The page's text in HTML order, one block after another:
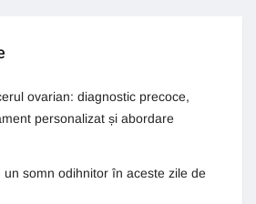
ovarian: diagnostic precoce,
personalizat și abordare
somn odihnitor în aceste zile de